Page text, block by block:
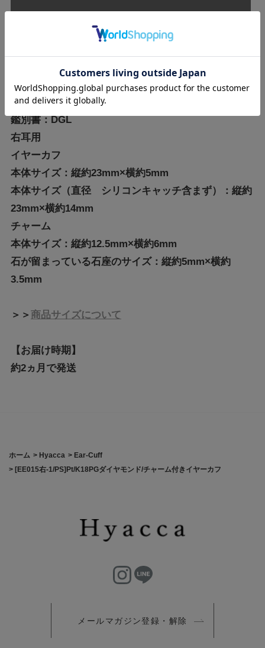
【商品情報】
素材:PT900/K18PG/ダイヤモンド
鑑別書：DGL
右耳用
イヤーカフ
本体サイズ：縦約23mm×横約5mm
本体サイズ（直径 シリコンキャッチ含まず）：縦約
23mm×横約14mm
チャーム
本体サイズ：縦約12.5mm×横約6mm
石が留まっている石座のサイズ：縦約5mm×横約
3.5mm
＞＞商品サイズについて
【お届け時期】
約2ヵ月で発送
ホーム > Hyacca > Ear-Cuff
> [EE015右-1/PS]Pt/K18PGダイヤモンド/チャーム付きイヤーカフ
メールマガジン登録・解除